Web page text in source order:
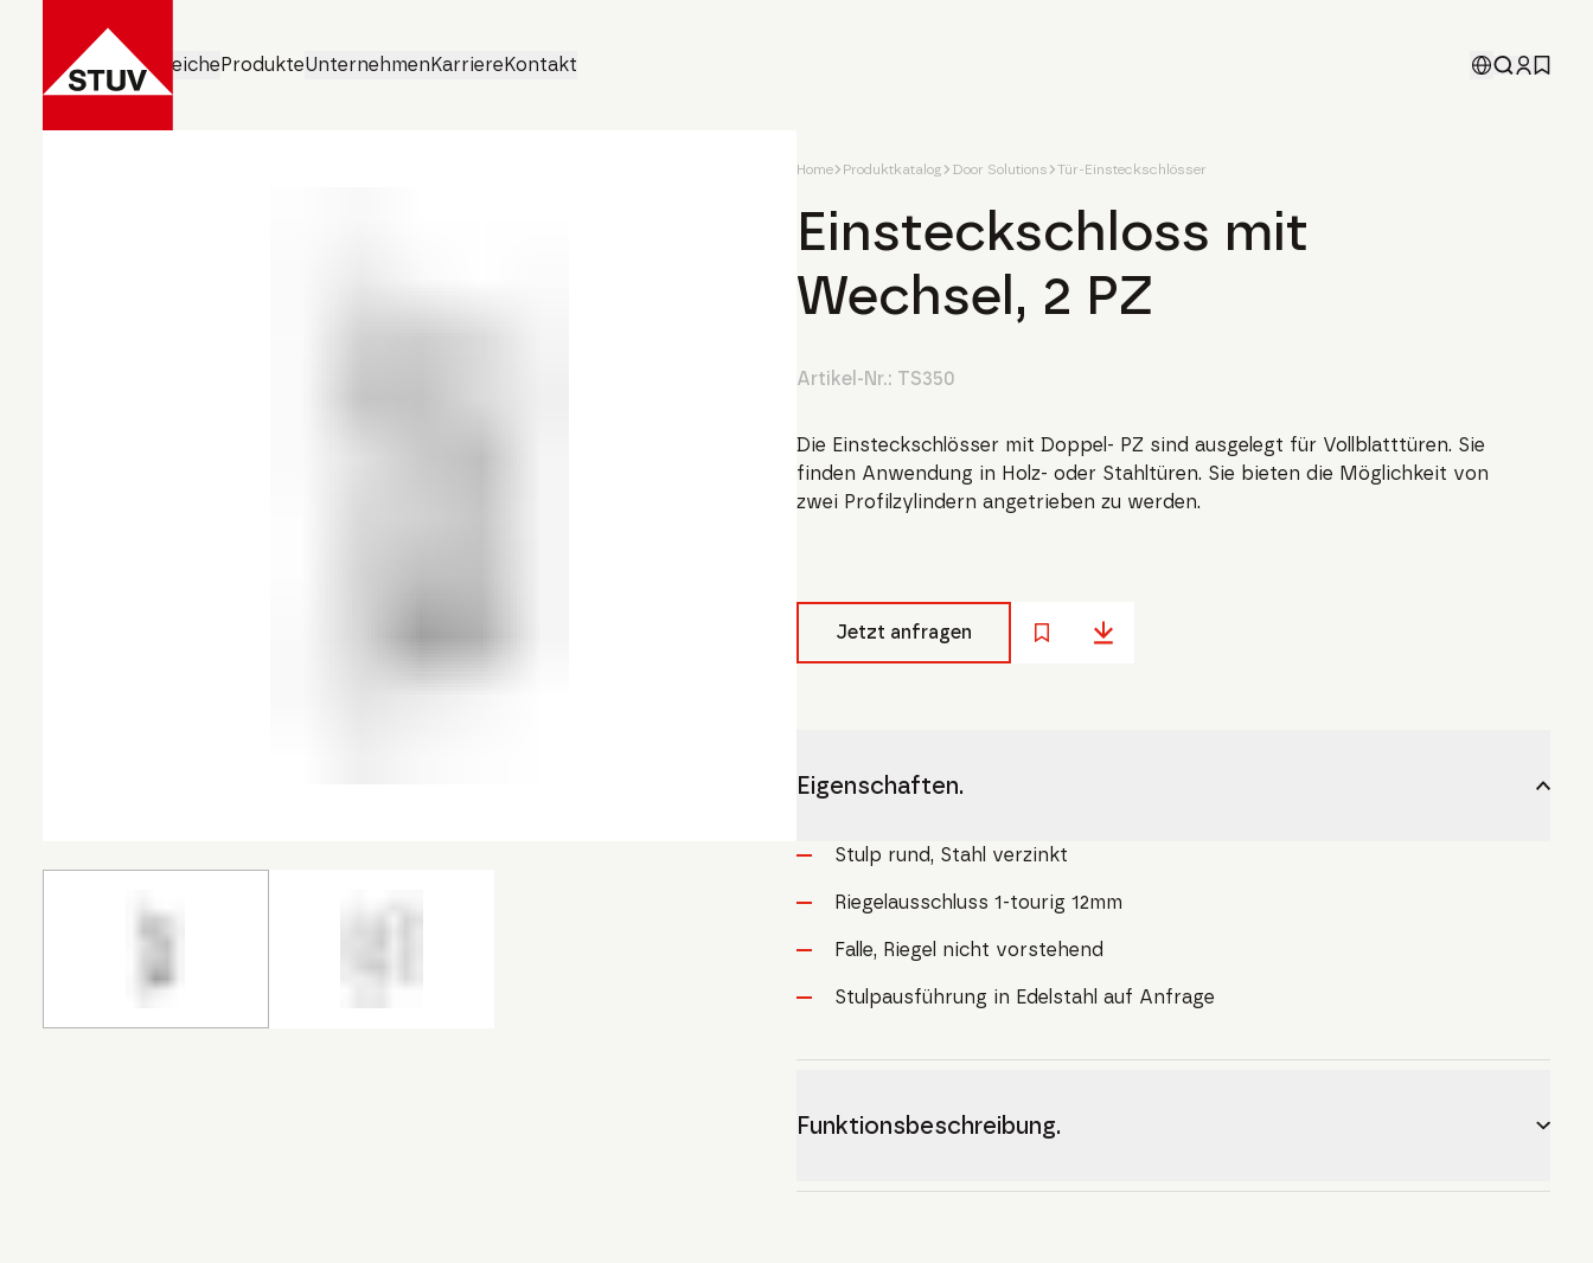
GeschäftsbereicheProdukteUnternehmenKarriereKontakt
Home Produktkatalog Door Solutions Tür-Einsteckschlösser
Einsteckschloss mit
Wechsel, 2 PZ
Artikel-Nr.: TS350
Die Einsteckschlösser mit Doppel- PZ sind ausgelegt für Vollblatttüren. Sie
finden Anwendung in Holz- oder Stahltüren. Sie bieten die Möglichkeit von
zwei Profilzylindern angetrieben zu werden.
Jetzt anfragen
Eigenschaften.
Stulp rund, Stahl verzinkt
Riegelausschluss 1-tourig 12mm
Falle, Riegel nicht vorstehend
Stulpausführung in Edelstahl auf Anfrage
Funktionsbeschreibung.